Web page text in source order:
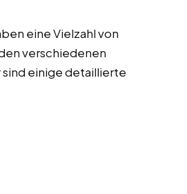
eine Vielzahl von
verschiedenen
einige detaillierte